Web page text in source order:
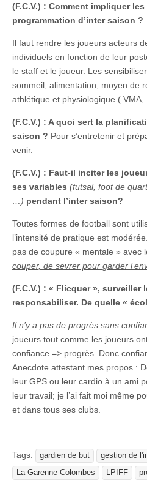
(F.C.V.) : Comment impliquer
programmation d’inter saison ?
Il faut rendre les joueurs acteurs
individuels en fonction de leur
le staff et le joueur. Les
sommeil, alimentation, moyen de
athlétique et physiologique ( VMA,
(F.C.V.) : A quoi sert la
saison ? Pour s’entretenir et
venir.
(F.C.V.) : Faut-il inciter les
ses variables (futsal, foot de
…) pendant l’inter saison?
Toutes formes de football sont
l’intensité de pratique est
pas de coupure « mentale » avec
couper, de sevrer pour garder
(F.C.V.) : « Flicquer », surveiller
responsabiliser. De quelle «
Il n’y a pas de progrès sans
joueurs tout comme les joueurs
confiance => progrès. Donc
Anecdote attestant mes propos : D
leur GPS ou leur cardio à un ami
leur travail; je l’ai fait moi même
et dans tous ses clubs.
Tags: gardien de but gestion de
La Garenne Colombes
LPIFF